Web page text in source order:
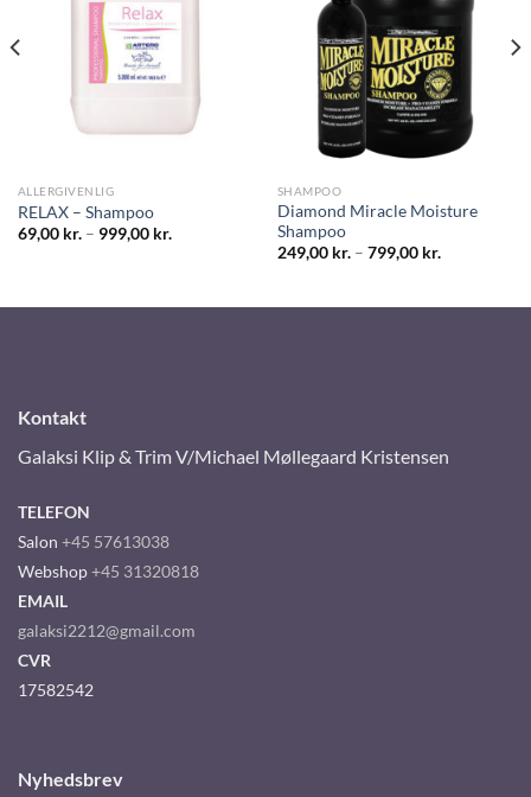
ALLERGIVENLIG
RELAX – Shampoo
69,00 kr.– 999,00 kr.
SHAMPOO
Diamond Miracle Moisture
Shampoo
249,00 kr.– 799,00 kr.
Kontakt
Galaksi Klip & Trim V/Michael Møllegaard Kristensen
TELEFON
Salon +45 57613038
Webshop+45 31320818
EMAIL
galaksi2212@gmail.com
CVR
17582542
Nyhedsbrev